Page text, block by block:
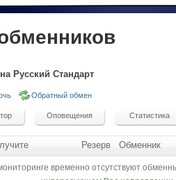
Русский Стандарт
Обратный обмен
Резерв Обменник
временно отсутствуют